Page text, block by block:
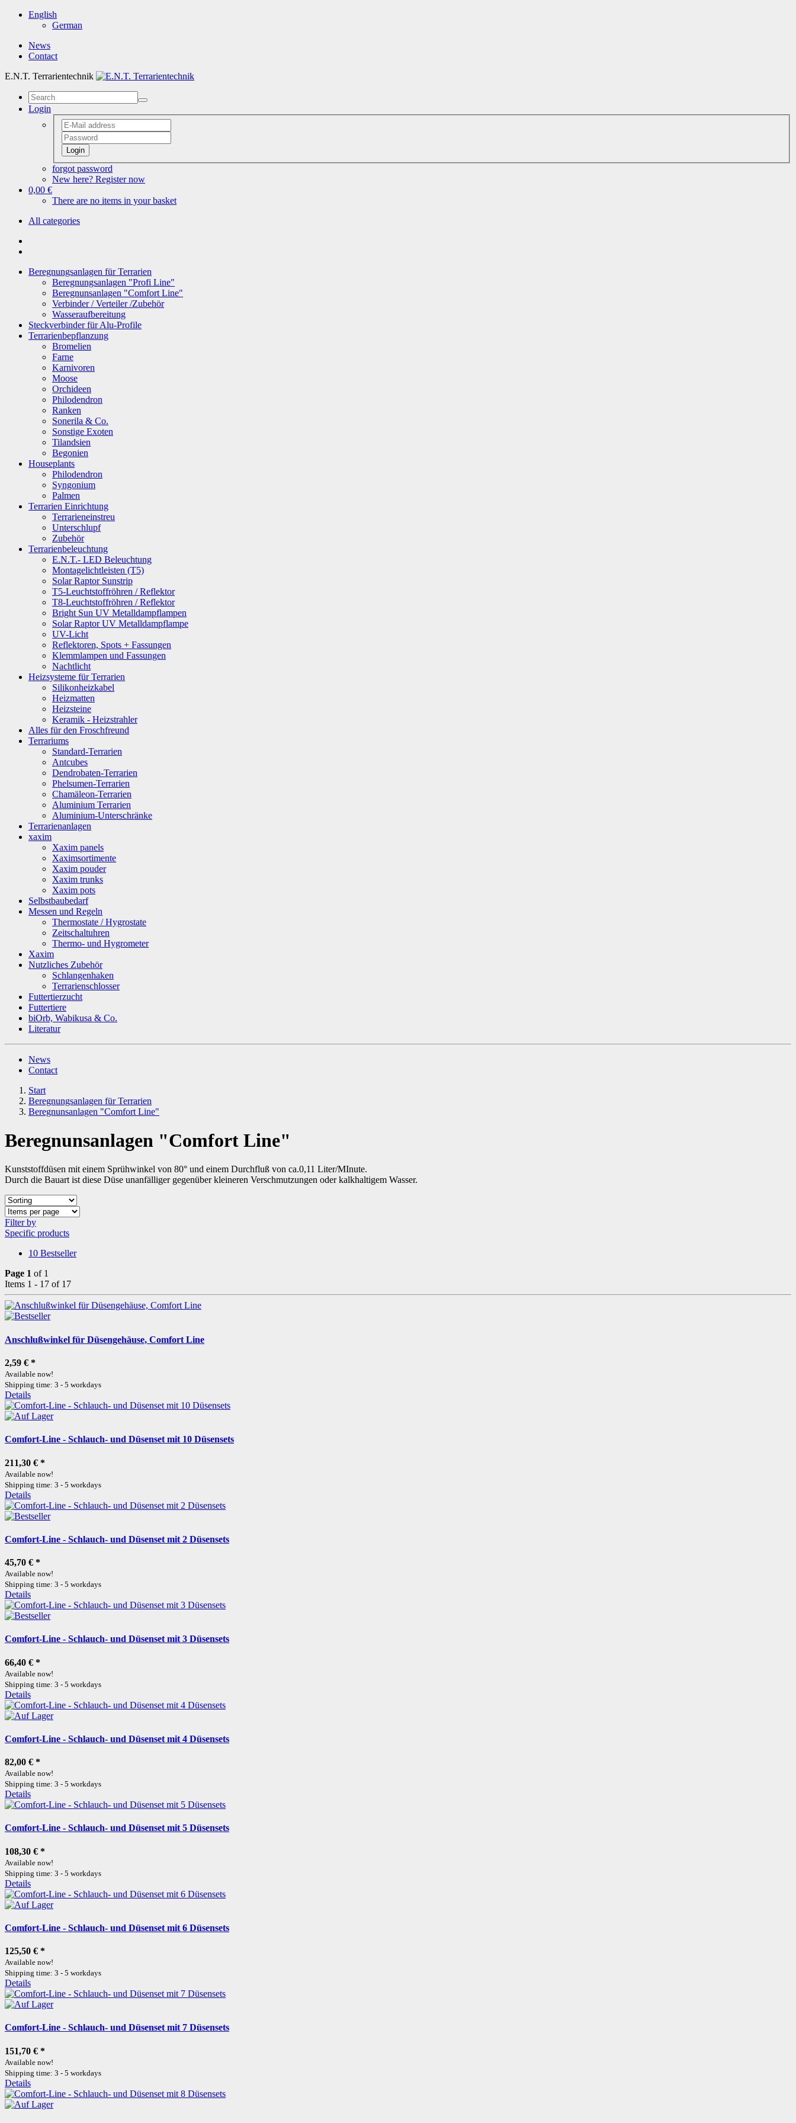
English
German
News
Contact
E.N.T. Terrarientechnik
Login
Login
forgot password
New here? Register now
0,00 €
There are no items in your basket
All categories
Beregnungsanlagen für Terrarien
Beregnungsanlagen "Profi Line"
Beregnunsanlagen "Comfort Line"
Verbinder / Verteiler /Zubehör
Wasseraufbereitung
Steckverbinder für Alu-Profile
Terrarienbepflanzung
Bromelien
Farne
Karnivoren
Moose
Orchideen
Philodendron
Ranken
Sonerila & Co.
Sonstige Exoten
Tilandsien
Begonien
Houseplants
Philodendron
Syngonium
Palmen
Terrarien Einrichtung
Terrarieneinstreu
Unterschlupf
Zubehör
Terrarienbeleuchtung
E.N.T.- LED Beleuchtung
Montagelichtleisten (T5)
Solar Raptor Sunstrip
T5-Leuchtstoffröhren / Reflektor
T8-Leuchtstoffröhren / Reflektor
Bright Sun UV Metalldampflampen
Solar Raptor UV Metalldampflampe
UV-Licht
Reflektoren, Spots + Fassungen
Klemmlampen und Fassungen
Nachtlicht
Heizsysteme für Terrarien
Silikonheizkabel
Heizmatten
Heizsteine
Keramik - Heizstrahler
Alles für den Froschfreund
Terrariums
Standard-Terrarien
Antcubes
Dendrobaten-Terrarien
Phelsumen-Terrarien
Chamäleon-Terrarien
Aluminium Terrarien
Aluminium-Unterschränke
Terrarienanlagen
xaxim
Xaxim panels
Xaximsortimente
Xaxim pouder
Xaxim trunks
Xaxim pots
Selbstbaubedarf
Messen und Regeln
Thermostate / Hygrostate
Zeitschaltuhren
Thermo- und Hygrometer
Xaxim
Nutzliches Zubehör
Schlangenhaken
Terrarienschlosser
Futtertierzucht
Futtertiere
biOrb, Wabikusa & Co.
Literatur
News
Contact
Start
Beregnungsanlagen für Terrarien
Beregnunsanlagen "Comfort Line"
Beregnunsanlagen "Comfort Line"
Kunststoffdüsen mit einem Sprühwinkel von 80° und einem Durchfluß von ca.0,11 Liter/MInute.
Durch die Bauart ist diese Düse unanfälliger gegenüber kleineren Verschmutzungen oder kalkhaltigem Wasser.
Filter by
Specific products
10 Bestseller
Page 1 of 1
Items 1 - 17 of 17
Anschlußwinkel für Düsengehäuse, Comfort Line
2,59 € *
Available now!
Shipping time: 3 - 5 workdays
Details
Comfort-Line - Schlauch- und Düsenset mit 10 Düsensets
211,30 € *
Available now!
Shipping time: 3 - 5 workdays
Details
Comfort-Line - Schlauch- und Düsenset mit 2 Düsensets
45,70 € *
Available now!
Shipping time: 3 - 5 workdays
Details
Comfort-Line - Schlauch- und Düsenset mit 3 Düsensets
66,40 € *
Available now!
Shipping time: 3 - 5 workdays
Details
Comfort-Line - Schlauch- und Düsenset mit 4 Düsensets
82,00 € *
Available now!
Shipping time: 3 - 5 workdays
Details
Comfort-Line - Schlauch- und Düsenset mit 5 Düsensets
108,30 € *
Available now!
Shipping time: 3 - 5 workdays
Details
Comfort-Line - Schlauch- und Düsenset mit 6 Düsensets
125,50 € *
Available now!
Shipping time: 3 - 5 workdays
Details
Comfort-Line - Schlauch- und Düsenset mit 7 Düsensets
151,70 € *
Available now!
Shipping time: 3 - 5 workdays
Details